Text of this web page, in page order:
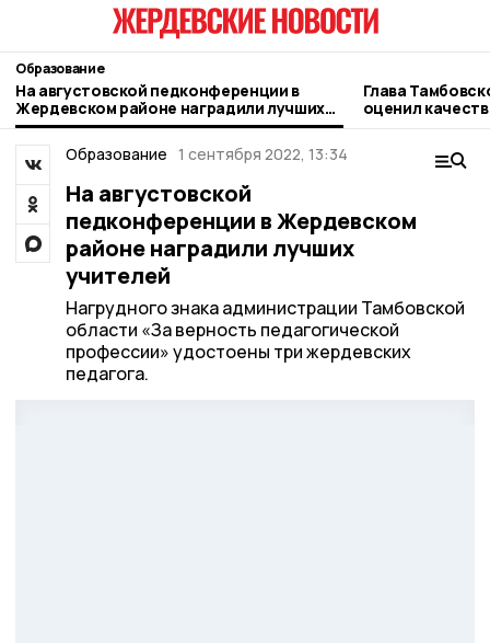
Образование
На августовской педконференции в
Жердевском районе наградили лучших
учителей
Глава
оценил
Жердевской
Образование 1 сентября 2022, 13:34
На августовской
педконференции в Жердевском
районе наградили лучших
учителей
Нагрудного знака администрации Тамбовской
области «За верность педагогической
профессии» удостоены три жердевских
педагога.